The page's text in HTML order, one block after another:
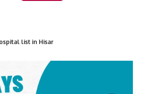
list in Hisar